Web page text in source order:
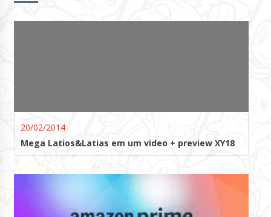
20/02/2014
Mega Latios&Latias em um video + preview XY18